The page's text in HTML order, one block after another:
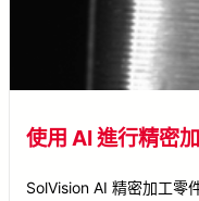
使用 AI 進行精密
SolVision AI 精密加工零